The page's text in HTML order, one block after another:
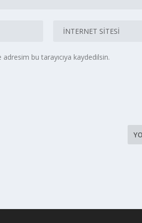
bu tarayıcıya kaydedilsin.